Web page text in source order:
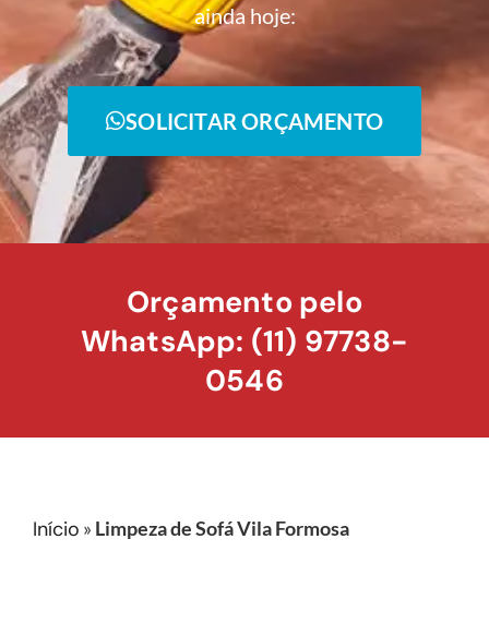
ainda hoje:
SOLICITAR ORÇAMENTO
Orçamento pelo
WhatsApp: (11) 97738-
0546
Início » Limpeza de Sofá Vila Formosa